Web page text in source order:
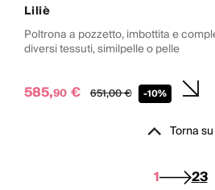
Liliè
Poltrona a pozzetto, imbottita e
diversi tessuti, similpelle o pelle
585,90 € 651,00€ -10%
Torna su
1 23